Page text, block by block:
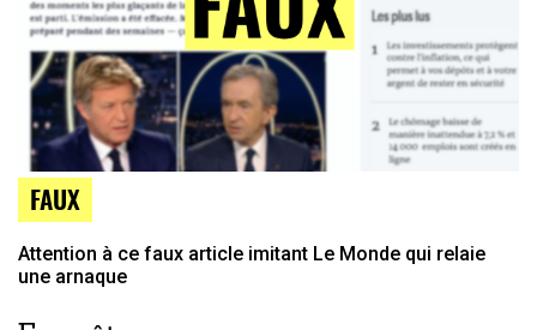
FAUX
Attention à ce faux article imitant Le Monde qui relaie
une arnaque